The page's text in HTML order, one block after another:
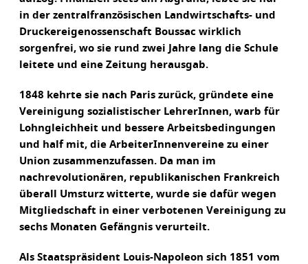
in der zentralfranzösischen Landwirtschafts- und
Druckereigenossenschaft Boussac wirklich
sorgenfrei, wo sie rund zwei Jahre lang die Schule
leitete und eine Zeitung herausgab.
1848 kehrte sie nach Paris zurück, gründete eine
Vereinigung sozialistischer LehrerInnen, warb für
Lohngleichheit und bessere Arbeitsbedingungen
und half mit, die ArbeiterInnenvereine zu einer
Union zusammenzufassen. Da man im
nachrevolutionären, republikanischen Frankreich
überall Umsturz witterte, wurde sie dafür wegen
Mitgliedschaft in einer verbotenen Vereinigung zu
sechs Monaten Gefängnis verurteilt.
Als Staatspräsident Louis-Napoleon sich 1851 vom